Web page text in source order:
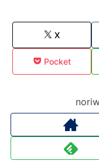
X
Pocket